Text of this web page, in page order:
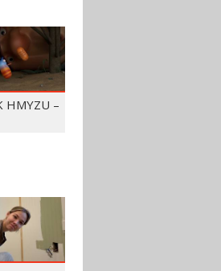
HMYZU –